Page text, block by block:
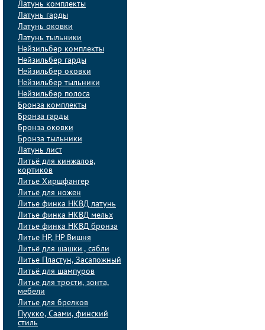
Латунь комплекты
Латунь гарды
Латунь оковки
Латунь тыльники
Нейзильбер комплекты
Нейзильбер гарды
Нейзильбер оковки
Нейзильбер тыльники
Нейзильбер полоса
Бронза комплекты
Бронза гарды
Бронза оковки
Бронза тыльники
Латунь лист
Литьё для кинжалов,
кортиков
Литье Хиршфангер
Литьё для ножен
Литье финка НКВД латунь
Литье финка НКВД мельх
Литье финка НКВД бронза
Литье НР, НР Вишня
Литьё для шашки , сабли
Литье Пластун, Засапожный
Литьё для шампуров
Литье для трости, зонта,
мебели
Литье для брелков
Пуукко, Саами, финский
стиль